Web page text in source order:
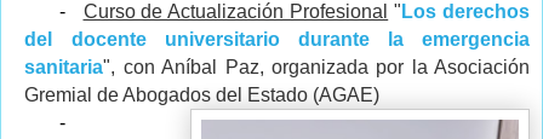
-
Curso de Actualización Profesional " Los derechos
del docente universitario durante la emergencia
sanitaria", con Aníbal Paz, organizada por la Asociación
Gremial de Abogados del Estado (AGAE)
-